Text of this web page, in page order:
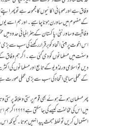
وفاق ہے اور صوبائی اکائیوں کا مجموعہ ہے تو پھر
کے مفہوم میں ساورن ہونا چاہیے ۔ اور ہم اسے یوں
وفاقیت و ساورنٹی ، پاکستان کے جغرافیائی حدود
اس اخوت پر مبنی اتحاد کو برقرار رکھنے کی سب
وسنت میں مسلمانوں کو دی گئی ہے ۔اگر ہم
دیں تو اسلامی ورلڈ ویو کے تابع اور مسلمانوں کی
کے عملی سماجی اتحاد کی سب سے بڑی عملی صورت
پھر مسلمان ہوتے ہوئے بھی قوم پرستی و علاقہ پرستی و
میں اس کی مخالفت کیسے کی جا سکتی ہے ؟؟؟؟ اگر ہم
استعمال کریں تو خلط مبحث پیدا نہیں ہوتا ۔